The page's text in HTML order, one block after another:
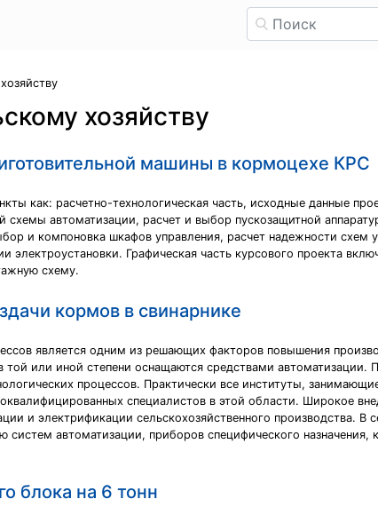
хозяйству
машины в кормоцехе КРС
как: расчетно-технологическая часть, исходные данные
схемы автоматизации, расчет и выбор пускозащитной
и компоновка шкафов управления, расчет надежности
электроустановки. Графическая часть курсового проекта
схему.
кормов в свинарнике
является одним из решающих факторов повышения
или иной степени оснащаются средствами автоматизации.
процессов. Практически все институты,
специалистов в этой области. Широкое
и электрификации сельскохозяйственного производства. В
систем автоматизации, приборов специфического
блока на 6 тонн